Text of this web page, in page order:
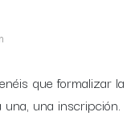
que formalizar la
una inscripción.